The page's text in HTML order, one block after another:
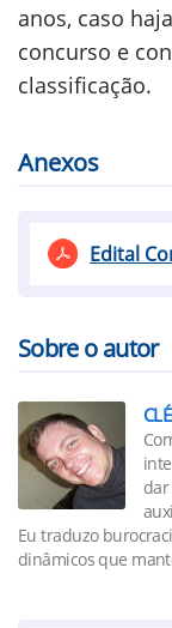
anos, caso
concurso e
classificação.
Anexos
Edital
Sobre o autor
Eu traduzo
dinâmicos que